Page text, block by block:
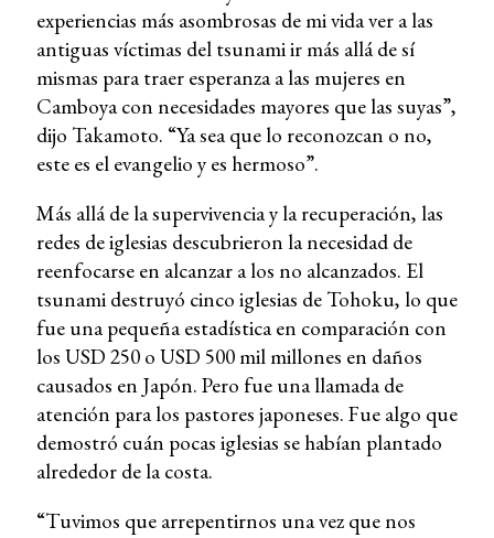
experiencias más asombrosas de mi vida ver a las
antiguas víctimas del tsunami ir más allá de sí
mismas para traer esperanza a las mujeres en
Camboya con necesidades mayores que las suyas”,
dijo Takamoto. “Ya sea que lo reconozcan o no,
este es el evangelio y es hermoso”.
Más allá de la supervivencia y la recuperación, las
redes de iglesias descubrieron la necesidad de
reenfocarse en alcanzar a los no alcanzados. El
tsunami destruyó cinco iglesias de Tohoku, lo que
fue una pequeña estadística en comparación con
los USD 250 o USD 500 mil millones en daños
causados ​​en Japón. Pero fue una llamada de
atención para los pastores japoneses. Fue algo que
demostró cuán pocas iglesias se habían plantado
alrededor de la costa.
“Tuvimos que arrepentirnos una vez que nos